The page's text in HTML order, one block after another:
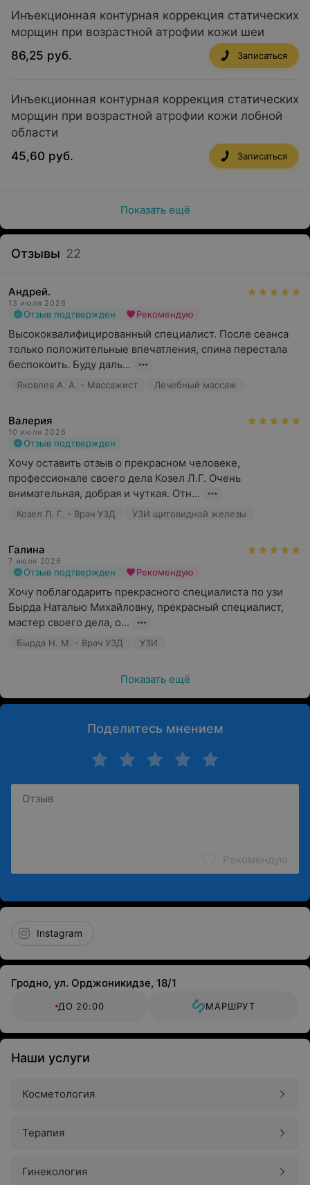
Инъекционная контурная коррекция статических
морщин при возрастной атрофии кожи шеи
86,25 руб.
Записаться
Инъекционная контурная коррекция статических
морщин при возрастной атрофии кожи лобной
области
45,60 руб.
Записаться
Показать ещё
Отзывы 22
Андрей.
13 июля 2026
Отзыв подтвержден Рекомендую
Высококвалифицированный специалист. После сеанса
только положительные впечатления, спина перестала
беспокоить. Буду даль...
Яковлев А. А. - Массажист Лечебный массаж
Валерия
10 июля 2026
Отзыв подтвержден
Хочу оставить отзыв о прекрасном человеке,
профессионале своего дела Козел Л.Г. Очень
внимательная, добрая и чуткая. Отн...
Козел Л. Г. - Врач УЗД УЗИ щитовидной железы
Галина
7 июля 2026
Отзыв подтвержден Рекомендую
Хочу поблагодарить прекрасного специалиста по узи
Бырда Наталью Михайловну, прекрасный специалист,
мастер своего дела, о...
Бырда Н. М. - Врач УЗД УЗИ
Показать ещё
Поделитесь мнением
Рекомендую
Instagram
Гродно, ул. Орджоникидзе, 18/1
ДО 20:00 МАРШРУТ
Наши услуги
Косметология
Терапия
Гинекология